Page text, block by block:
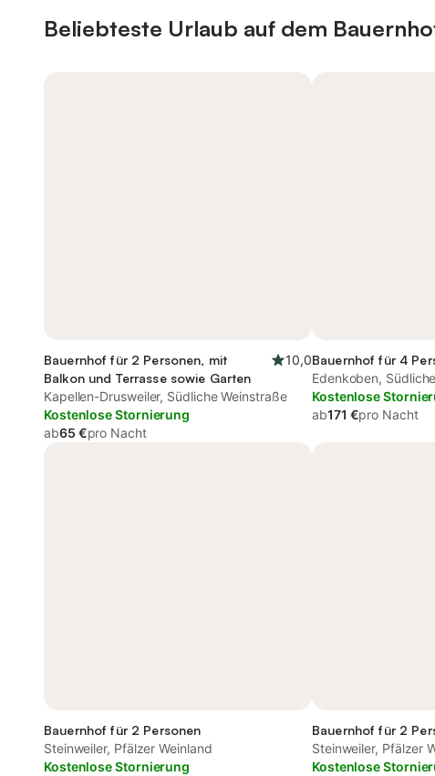
Beliebteste Urlaub auf dem
Bauernhof für 2 Personen, mit
Balkon und Terrasse sowie Garten
10,0
Kapellen-Drusweiler, Südliche Weinstraße
Kostenlose Stornierung
ab65 €pro Nacht
Bauernhof für 4
Edenkoben,
Kostenlose
ab171 €pro Nacht
Bauernhof für 2 Personen
Steinweiler, Pfälzer Weinland
Kostenlose Stornierung
Bauernhof für 2
Steinweiler, Pfälzer
Kostenlose